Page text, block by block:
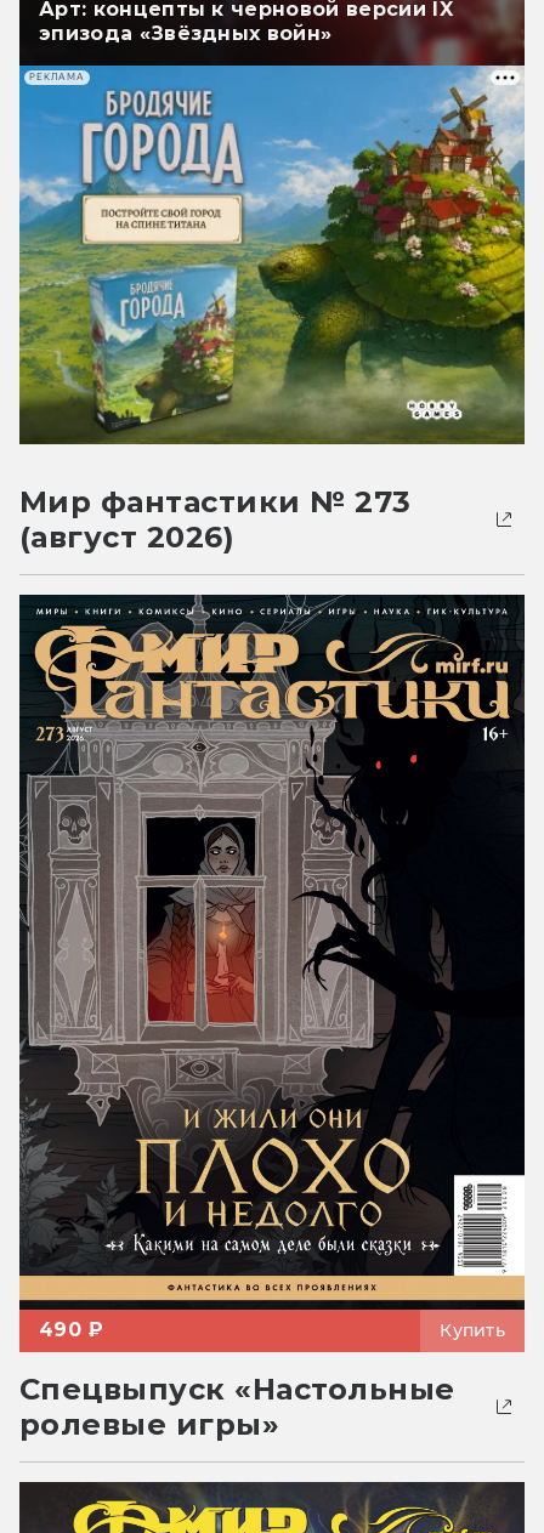
Арт: концепты к черновой версии IX
эпизода «Звёздных войн»
РЕКЛАМА
Мир фантастики № 273
(август 2026)
490 ₽ Купить
Спецвыпуск «Настольные
ролевые игры»